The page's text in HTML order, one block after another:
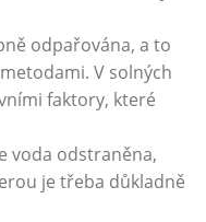
odpařována, a to
V solných
faktory, které
voda odstraněna,
je třeba důkladně